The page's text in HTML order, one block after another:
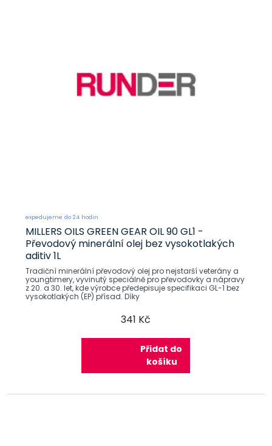
expedujeme do 24 hodin
MILLERS OILS GREEN GEAR OIL 90 GL1 -
Převodový minerální olej bez vysokotlakých
aditiv 1L
Tradiční minerální převodový olej pro nejstarší veterány a
youngtimery, vyvinutý speciálně pro převodovky a nápravy
z 20. a 30. let, kde výrobce předepisuje specifikaci GL-1 bez
vysokotlakých (EP) přísad. Díky
341 Kč
Přidat do
košíku